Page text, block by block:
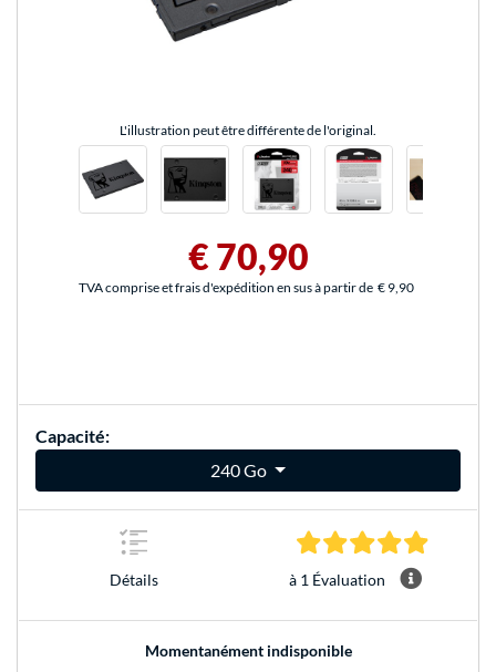
L'illustration peut être différente de l'original.
€ 70,90
TVA comprise et frais d'expédition en sus à partir de € 9,90
Capacité:
240 Go
Détails à 1 Évaluation
Momentanément indisponible